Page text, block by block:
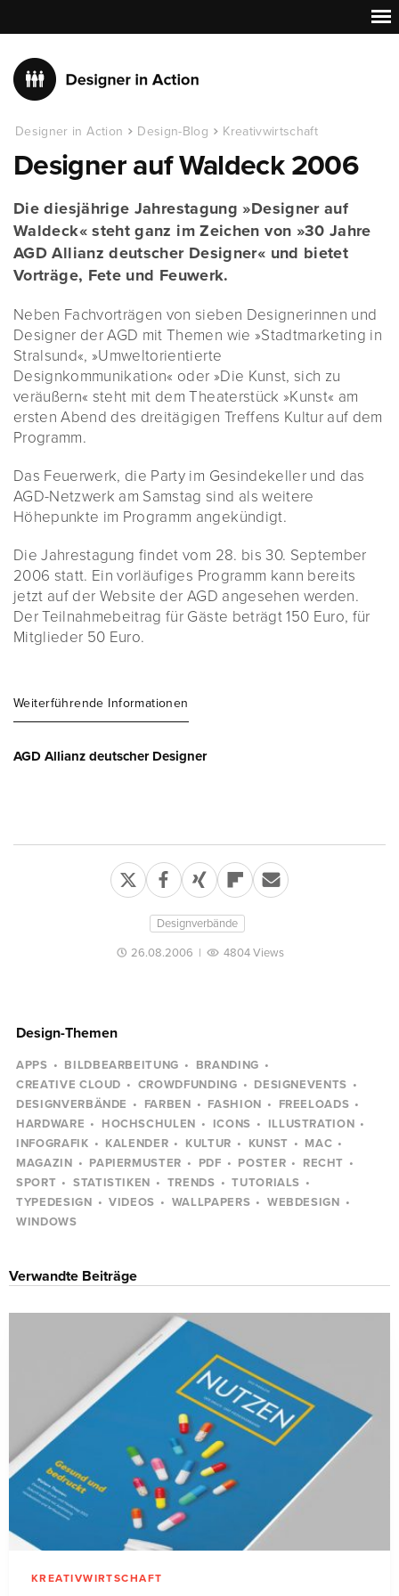
Designer in Action Design-Blog Kreativwirtschaft
Designer auf Waldeck 2006
Die diesjährige Jahrestagung »Designer auf
Waldeck« steht ganz im Zeichen von »30 Jahre
AGD Allianz deutscher Designer« und bietet
Vorträge, Fete und Feuwerk.
Neben Fachvorträgen von sieben Designerinnen und
Designer der AGD mit Themen wie »Stadtmarketing in
Stralsund«, »Umweltorientierte
Designkommunikation« oder »Die Kunst, sich zu
veräußern« steht mit dem Theaterstück »Kunst« am
ersten Abend des dreitägigen Treffens Kultur auf dem
Programm.
Das Feuerwerk, die Party im Gesindekeller und das
AGD-Netzwerk am Samstag sind als weitere
Höhepunkte im Programm angekündigt.
Die Jahrestagung findet vom 28. bis 30. September
2006 statt. Ein vorläufiges Programm kann bereits
jetzt auf der Website der AGD angesehen werden.
Der Teilnahmebeitrag für Gäste beträgt 150 Euro, für
Mitglieder 50 Euro.
Weiterführende Informationen
AGD Allianz deutscher Designer
Designverbände
26.08.2006 | 4804 Views
Design-Themen
APPS BILDBEARBEITUNG
BRANDING
CREATIVE CLOUD
CROWDFUNDING
DESIGNEVENTS
DESIGNVERBÄNDE
FARBEN FASHION
FREELOADS
HARDWARE
HOCHSCHULEN ICONS
ILLUSTRATION
INFOGRAFIK
KALENDER KULTUR KUNST
MAC
MAGAZIN
PAPIERMUSTER PDF POSTER
RECHT
SPORT
STATISTIKEN TRENDS
TUTORIALS
TYPEDESIGN
VIDEOS WALLPAPERS
WEBDESIGN
WINDOWS
Verwandte Beiträge
KREATIVWIRTSCHAFT